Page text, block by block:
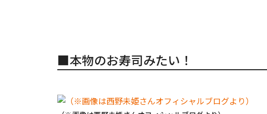
■本物のお寿司みたい！